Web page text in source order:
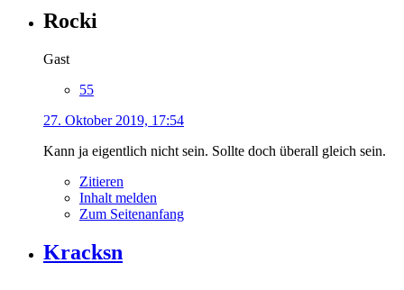
Rocki
Gast
55
27. Oktober 2019, 17:54
Kann ja eigentlich nicht sein. Sollte doch überall gleich sein.
Zitieren
Inhalt melden
Zum Seitenanfang
Kracksn